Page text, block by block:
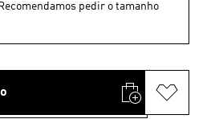
Recomendamos pedir o tamanho